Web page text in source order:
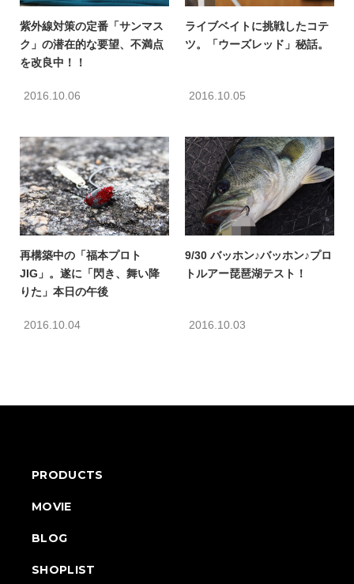
紫外線対策の定番「サンマス
ク」の潜在的な要望、不満点
を改良中！！
2016.10.06
ライブベイトに挑戦したコテ
ツ。「ウーズレッド」秘話。
2016.10.05
再構築中の「福本プロト
JIG」。遂に「閃き、舞い降
りた」本日の午後
2016.10.04
9/30 バッホン♪バッホン♪プロ
トルアー琵琶湖テスト！
2016.10.03
PRODUCTS
MOVIE
BLOG
SHOPLIST